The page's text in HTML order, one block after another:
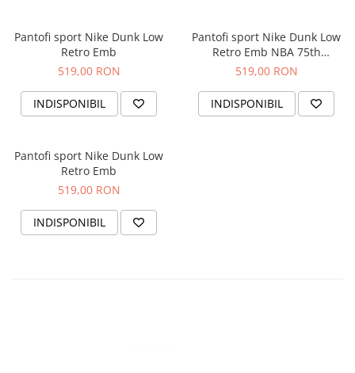
Pantofi sport Nike Dunk Low
Retro Emb
519,00 RON
INDISPONIBIL
Pantofi sport Nike Dunk Low
Retro Emb NBA 75th
Anniversary Knicks
519,00 RON
INDISPONIBIL
Pantofi sport Nike Dunk Low
Retro Emb
519,00 RON
INDISPONIBIL